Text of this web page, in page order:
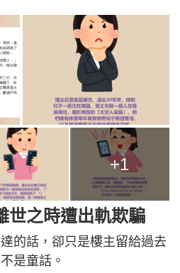
+1
世之時遭出軌欺騙
的話，卻只是樓主留給過去
是童話。